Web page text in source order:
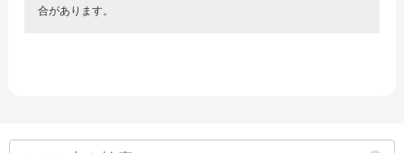
合があります。